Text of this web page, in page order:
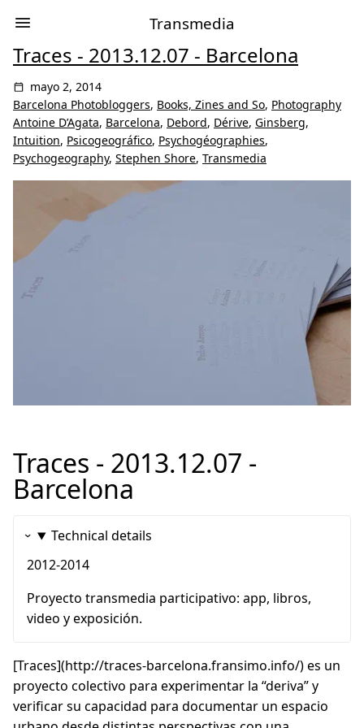
Transmedia
Traces - 2013.12.07 - Barcelona
mayo 2, 2014
Barcelona Photobloggers, Books, Zines and So, Photography
Antoine D’Agata, Barcelona, Debord, Dérive, Ginsberg,
Intuition, Psicogeográfico, Psychogéographies,
Psychogeography, Stephen Shore, Transmedia
Traces - 2013.12.07 -
Barcelona
Technical details
2012-2014
Proyecto transmedia participativo: app, libros,
video y exposición.
[Traces](http://traces-barcelona.fransimo.info/) es un
proyecto colectivo para experimentar la “deriva” y
verificar su capacidad para documentar un espacio